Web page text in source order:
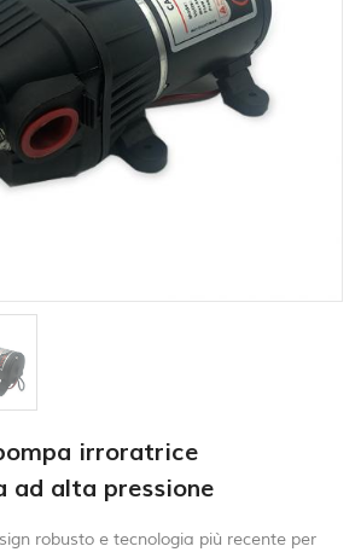
irroratrice
ad alta pressione
robusto e tecnologia più recente per